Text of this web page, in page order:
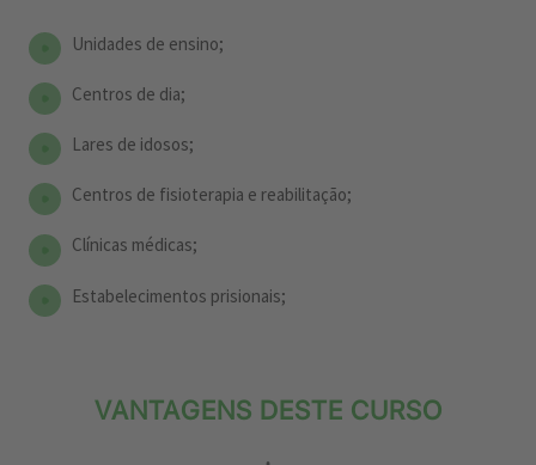
Unidades de ensino;
Centros de dia;
Lares de idosos;
Centros de fisioterapia e reabilitação;
Clínicas médicas;
Estabelecimentos prisionais;
VANTAGENS DESTE CURSO